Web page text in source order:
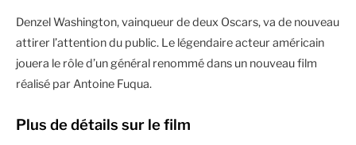
Denzel Washington, vainqueur de deux Oscars, va de nouveau
attirer l’attention du public. Le légendaire acteur américain
jouera le rôle d’un général renommé dans un nouveau film
réalisé par Antoine Fuqua.
Plus de détails sur le film